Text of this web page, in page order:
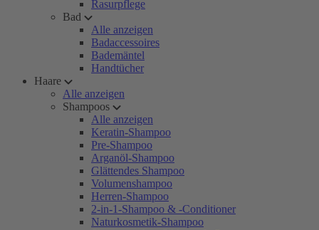
Rasurpflege
Bad
Alle anzeigen
Badaccessoires
Bademäntel
Handtücher
Haare
Alle anzeigen
Shampoos
Alle anzeigen
Keratin-Shampoo
Pre-Shampoo
Arganöl-Shampoo
Glättendes Shampoo
Volumenshampoo
Herren-Shampoo
2-in-1-Shampoo & -Conditioner
Naturkosmetik-Shampoo